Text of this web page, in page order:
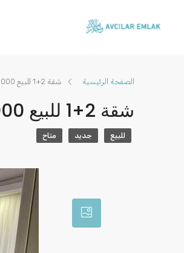
الصفحة الرئيسية شقة 2+1 للبيع TL390,000
شقة 2+1 للبيع TL390,000
للبيع جديد متاح